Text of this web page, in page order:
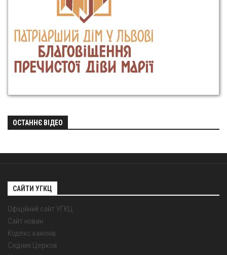
ОСТАННЄ ВІДЕО
САЙТИ УГКЦ
Офіційний сайт УГКЦ
Сайт новин
Кодекс канонів
Східних Церков